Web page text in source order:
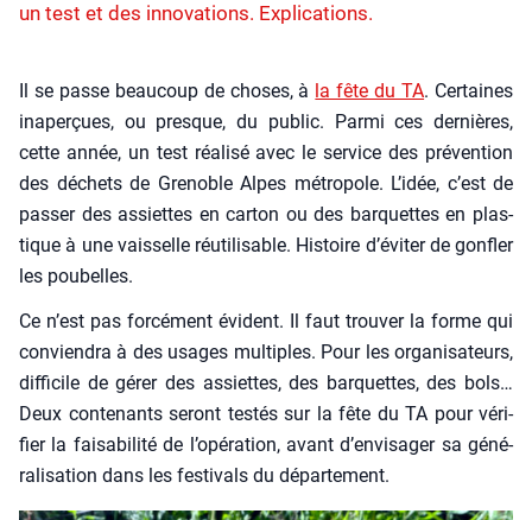
un test et des innovations. Explications.
Il se passe beau­coup de choses, à la fête du TA. Cer­taines
inaper­çues, ou presque, du public. Par­mi ces der­nières,
cette année, un test réa­li­sé avec le ser­vice des pré­ven­tion
des déchets de Gre­noble Alpes métro­pole. L’idée, c’est de
pas­ser des assiettes en car­ton ou des bar­quettes en plas­
tique à une vais­selle réuti­li­sable. His­toire d’éviter de gon­fler
les pou­belles.
Ce n’est pas for­cé­ment évident. Il faut trou­ver la forme qui
convien­dra à des usages mul­tiples. Pour les orga­ni­sa­teurs,
dif­fi­cile de gérer des assiettes, des bar­quettes, des bols…
Deux conte­nants seront tes­tés sur la fête du TA pour véri­
fier la fai­sa­bi­li­té de l’opération, avant d’envisager sa géné­
ra­li­sa­tion dans les fes­ti­vals du dépar­te­ment.